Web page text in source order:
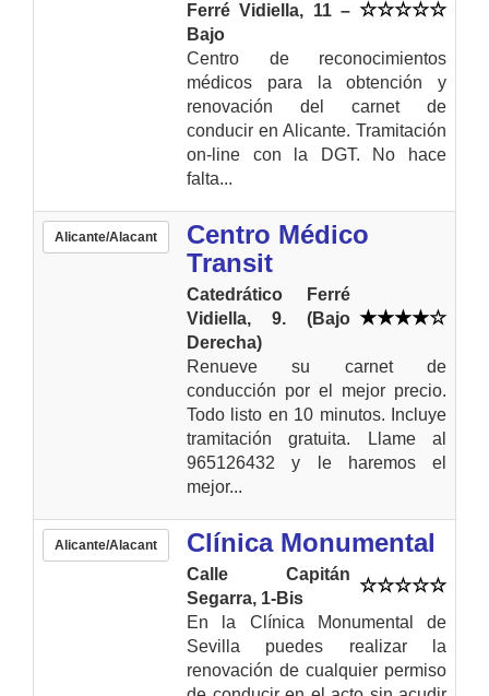
Ferré Vidiella, 11 –
Bajo
Centro de reconocimientos
médicos para la obtención y
renovación del carnet de
conducir en Alicante. Tramitación
on-line con la DGT. No hace
falta...
Alicante/Alacant
Centro Médico
Transit
Catedrático Ferré
Vidiella, 9. (Bajo
Derecha)
Renueve su carnet de
conducción por el mejor precio.
Todo listo en 10 minutos. Incluye
tramitación gratuita. Llame al
965126432 y le haremos el
mejor...
Alicante/Alacant Clínica Monumental
Calle Capitán
Segarra, 1-Bis
En la Clínica Monumental de
Sevilla puedes realizar la
renovación de cualquier permiso